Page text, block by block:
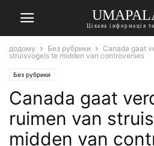
Цікава інформація
додому Без рубрики
Canada gaat
struisvogels te midden van controverses
Без рубрики
Canada gaat
ruimen van
midden van